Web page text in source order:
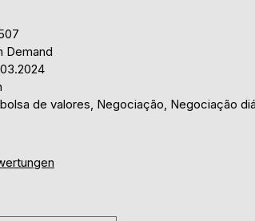
Demand
de valores, Negociação, Negociação